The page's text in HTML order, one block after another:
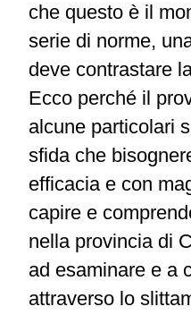
che questo è il
serie di norme,
deve contrastare
Ecco perché il
alcune particolari
sfida che
efficacia e con
capire e
nella provincia di
ad esaminare e a
attraverso lo